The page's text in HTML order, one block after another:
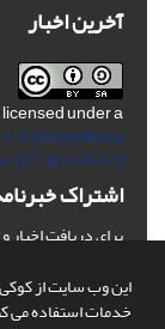
این وب سایت از کوکی
خدمات استفاده می
آخرین اخبار
under a
International
(CC BY-AA 4.0)
اشتراک
برای دریافت